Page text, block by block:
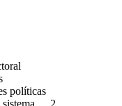
políticas